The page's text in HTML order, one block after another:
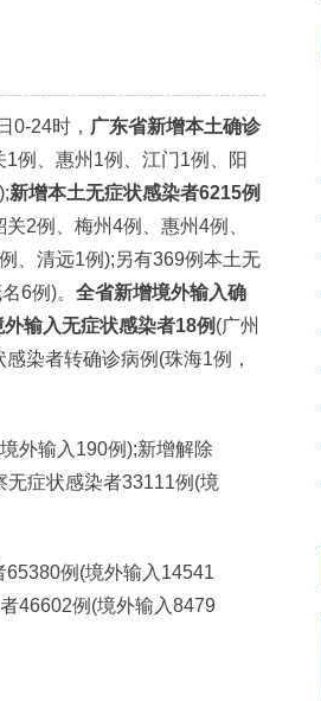
24时， 广东省新增本土确诊
例、惠州1例、江门1例、阳
新增本土无症状感染者6215例
2例、梅州4例、惠州4例、
、清远1例);另有369例本土无
6例)。 全省新增境外输入确
外输入无症状感染者18例 (广州
染者转确诊病例(珠海1例，
外输入190例);新增解除
无症状感染者33111例(境
例(境外输入14541
46602例(境外输入8479